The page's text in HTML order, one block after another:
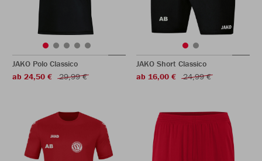
JAKO Polo Classico
ab 24,50 €
29,99 €
JAKO Short Classico
ab 16,00 €
24,99 €